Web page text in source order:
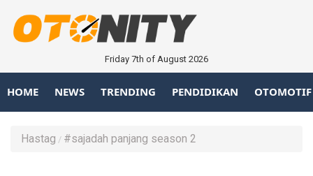
Friday 7th of August 2026
HOME NEWS TRENDING PENDIDIKAN OTOMOTIF
Hastag #sajadah panjang season 2